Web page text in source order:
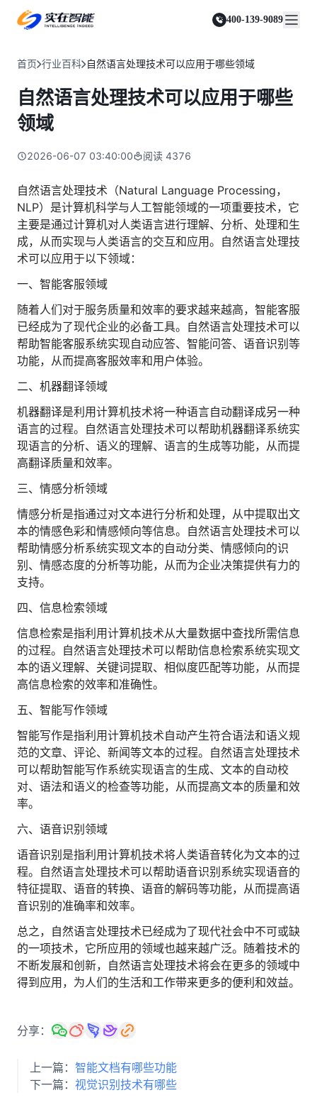
400-139-9089
人人都会用的智能体
智能文档审阅平台
实在 RPA 机器人
可靠的机器人终端
实在 RPA 控制器
强大的智能中枢
全面支持国产信创生态
实在取数宝
一键提数整合，洞察更高效
通信运营商
零售电商
跨境电商
能源及制造业
医药行业
更多行业客户
金融
运营商
客服坐席 | 自动跟单 | 系统运维 | 智能审核
店铺运营 | 私域运营 | 数据运营 | 仓储管理
统计税务 | 行政审批 | 基层减负 | 优化营商
烟草
资质审核 | 合同审核 | 一项一卷 | 智慧人力
制造业
订单生成 | 库存管控 | 物流监控 | 风险监测
司法
智能辅办 | 要素提取 | 自动立案 | 流程智动
人才数字化
人才培养 | 智能教具 | 智能实训 | 课程共创
财务
智能票据 | 自动报税 | 自动存单 | 智能审计
资源与支持
实在学院
智能体市场
合作伙伴
客户支持
关于实在
媒体报道
视频动态
加入我们
首页 行业百科 自然语言处理技术可以应用于哪些领域
自然语言处理技术可以应用于哪些
领域
2026-06-07 03:40:00 阅读 4376
自然语言处理技术（Natural Language Processing，
NLP）是计算机科学与人工智能领域的一项重要技术，它
主要是通过计算机对人类语言进行理解、分析、处理和生
成，从而实现与人类语言的交互和应用。自然语言处理技
术可以应用于以下领域：
一、智能客服领域
随着人们对于服务质量和效率的要求越来越高，智能客服
已经成为了现代企业的必备工具。自然语言处理技术可以
帮助智能客服系统实现自动应答、智能问答、语音识别等
功能，从而提高客服效率和用户体验。
二、机器翻译领域
机器翻译是利用计算机技术将一种语言自动翻译成另一种
语言的过程。自然语言处理技术可以帮助机器翻译系统实
现语言的分析、语义的理解、语言的生成等功能，从而提
高翻译质量和效率。
三、情感分析领域
情感分析是指通过对文本进行分析和处理，从中提取出文
本的情感色彩和情感倾向等信息。自然语言处理技术可以
帮助情感分析系统实现文本的自动分类、情感倾向的识
别、情感态度的分析等功能，从而为企业决策提供有力的
支持。
四、信息检索领域
信息检索是指利用计算机技术从大量数据中查找所需信息
的过程。自然语言处理技术可以帮助信息检索系统实现文
本的语义理解、关键词提取、相似度匹配等功能，从而提
高信息检索的效率和准确性。
五、智能写作领域
智能写作是指利用计算机技术自动产生符合语法和语义规
范的文章、评论、新闻等文本的过程。自然语言处理技术
可以帮助智能写作系统实现语言的生成、文本的自动校
对、语法和语义的检查等功能，从而提高文本的质量和效
率。
六、语音识别领域
语音识别是指利用计算机技术将人类语音转化为文本的过
程。自然语言处理技术可以帮助语音识别系统实现语音的
特征提取、语音的转换、语音的解码等功能，从而提高语
音识别的准确率和效率。
总之，自然语言处理技术已经成为了现代社会中不可或缺
的一项技术，它所应用的领域也越来越广泛。随着技术的
不断发展和创新，自然语言处理技术将会在更多的领域中
得到应用，为人们的生活和工作带来更多的便利和效益。
分享：
上一篇： 智能文档有哪些功能
下一篇： 视觉识别技术有哪些